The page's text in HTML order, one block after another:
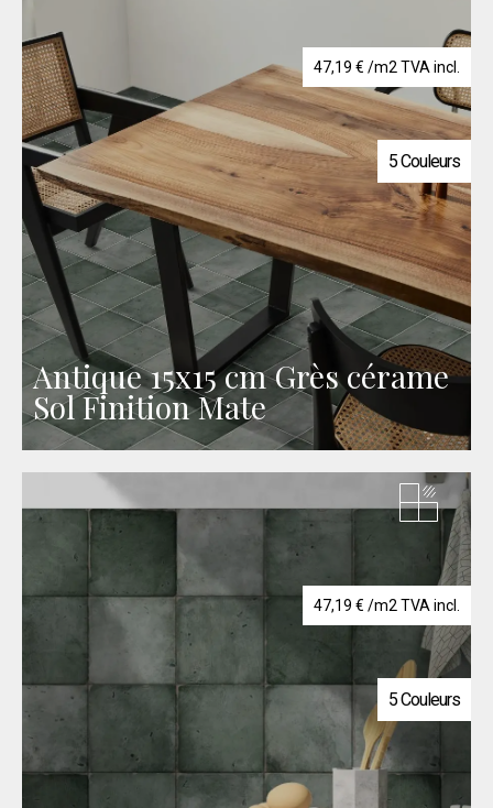
47,19 € /m2 TVA incl.
5 Couleurs
Antique 15x15 cm Grès cérame
Sol Finition Mate
47,19 € /m2 TVA incl.
5 Couleurs